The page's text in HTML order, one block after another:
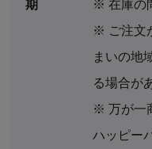
期
※ 在庫の
※ ご注文
まいの地
る場合が
※ 万が一
ハッピー